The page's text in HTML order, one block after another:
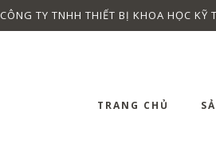
CÔNG TY TNHH THIẾT BỊ KHOA HỌC KỸ
TRANG CHỦ